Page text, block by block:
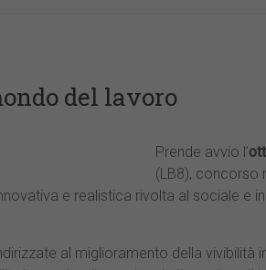
del lavoro
Prende avvio l’
(LB8), concorso
e realistica rivolta al sociale e
al miglioramento della vivibilità